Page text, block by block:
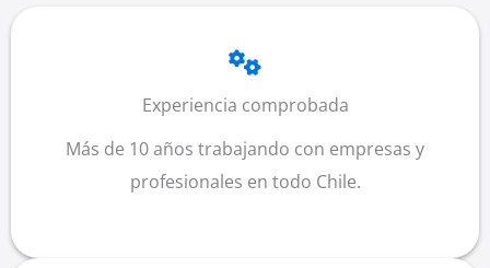
Experiencia comprobada
Más de 10 años trabajando con empresas y
profesionales en todo Chile.